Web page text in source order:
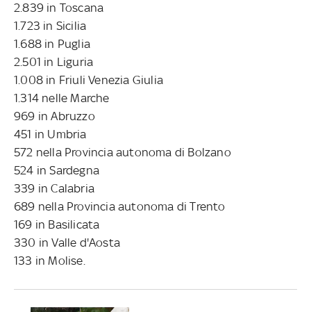
2.839 in Toscana
1.723 in Sicilia
1.688 in Puglia
2.501 in Liguria
1.008 in Friuli Venezia Giulia
1.314 nelle Marche
969 in Abruzzo
451 in Umbria
572 nella Provincia autonoma di Bolzano
524 in Sardegna
339 in Calabria
689 nella Provincia autonoma di Trento
169 in Basilicata
330 in Valle d'Aosta
133 in Molise.